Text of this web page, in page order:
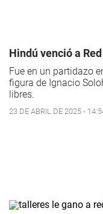
Hindú venció a
Fue en un partidazo
figura de Ignacio
libres.
23 DE ABRIL DE 2025 -